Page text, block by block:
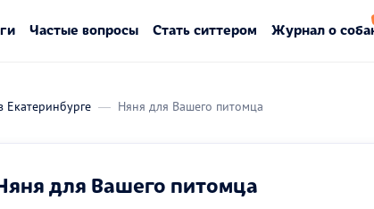
Частые вопросы Стать ситтером Журнал о
Екатеринбурге Няня для Вашего питомца
для Вашего питомца